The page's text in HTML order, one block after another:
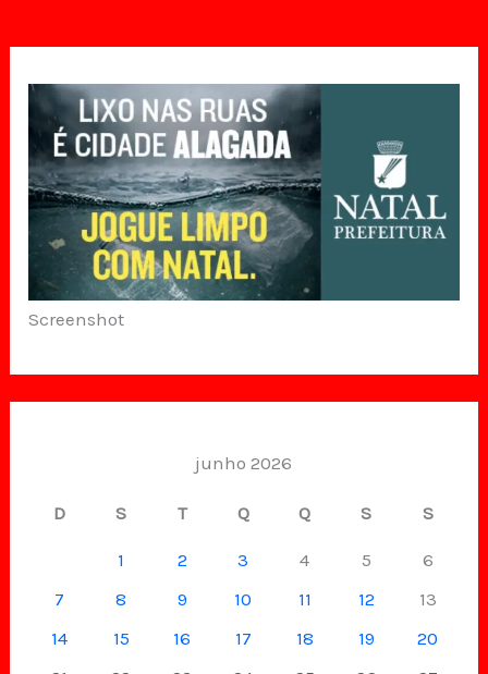
Screenshot
junho 2026
D S T Q Q S S
1 2 3 4 5
6
7
8 9 10 11 12
13
14
15 16 17 18 19
20